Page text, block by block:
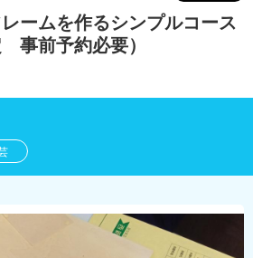
ームを作るシンプルコース
事前予約必要）